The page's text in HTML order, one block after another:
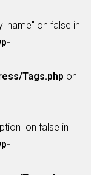
on false in
Tags.php on
on false in